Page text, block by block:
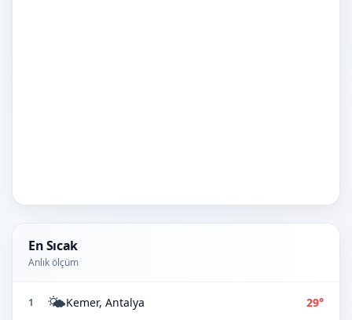
En Sıcak
Anlık ölçüm
1 🌤️Kemer, Antalya 29°